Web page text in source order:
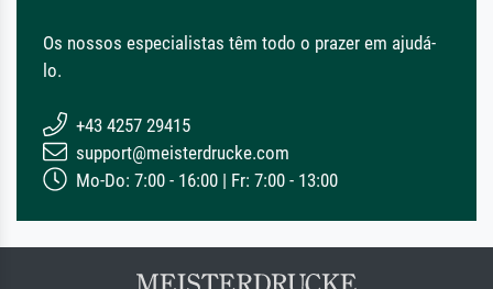
Os nossos especialistas têm todo o prazer em ajudá-
lo.
+43 4257 29415
support@meisterdrucke.com
Mo-Do: 7:00 - 16:00 | Fr: 7:00 - 13:00